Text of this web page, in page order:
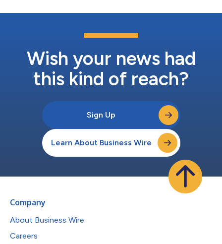
Wish your news had
this kind of reach?
Sign Up
Learn About Business Wire
Company
About Business Wire
Careers